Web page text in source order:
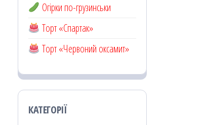
Огірки по-грузинськи
Торт «Спартак»
Торт «Червоний оксамит»
КАТЕГОРІЇ